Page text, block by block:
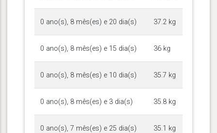
0 ano(s), 8 mês(es) e 20 dia(s) 37.2 kg
0 ano(s), 8 mês(es) e 15 dia(s) 36 kg
0 ano(s), 8 mês(es) e 10 dia(s) 35.7 kg
0 ano(s), 8 mês(es) e 3 dia(s) 35.8 kg
0 ano(s), 7 mês(es) e 25 dia(s) 35.1 kg